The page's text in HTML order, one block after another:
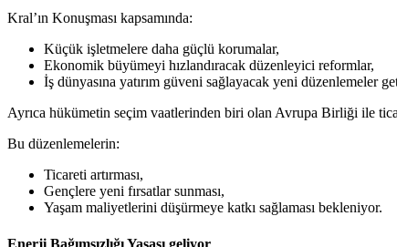
Kral’ın Konuşması kapsamında:
Küçük işletmelere daha güçlü korumalar,
Ekonomik büyümeyi hızlandıracak düzenleyici reformlar,
İş dünyasına yatırım güveni sağlayacak yeni düzenlemeler
Ayrıca hükümetin seçim vaatlerinden biri olan Avrupa Birliği ile
Bu düzenlemelerin:
Ticareti artırması,
Gençlere yeni fırsatlar sunması,
Yaşam maliyetlerini düşürmeye katkı sağlaması bekleniyor.
Enerji Bağımsızlığı Yasası geliyor